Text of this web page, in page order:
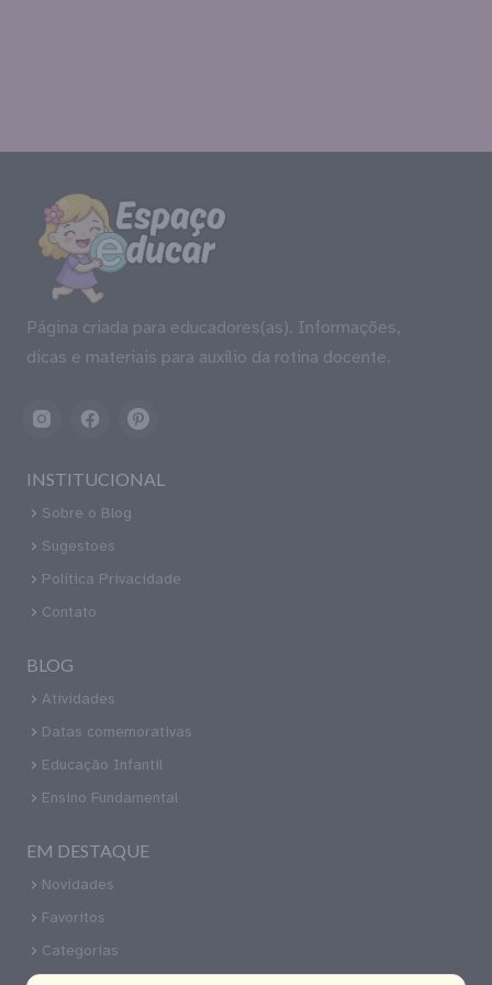
Página criada para educadores(as). Informações,
dicas e materiais para auxílio da rotina docente.
INSTITUCIONAL
Sobre o Blog
Sugestoes
Política Privacidade
Contato
BLOG
Atividades
Datas comemorativas
Educação Infantil
Ensino Fundamental
EM DESTAQUE
Novidades
Favoritos
Categorias